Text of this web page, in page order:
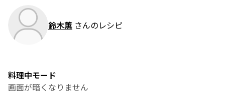
鈴木薫 さんのレシピ
料理中モード
画面が暗くなりません